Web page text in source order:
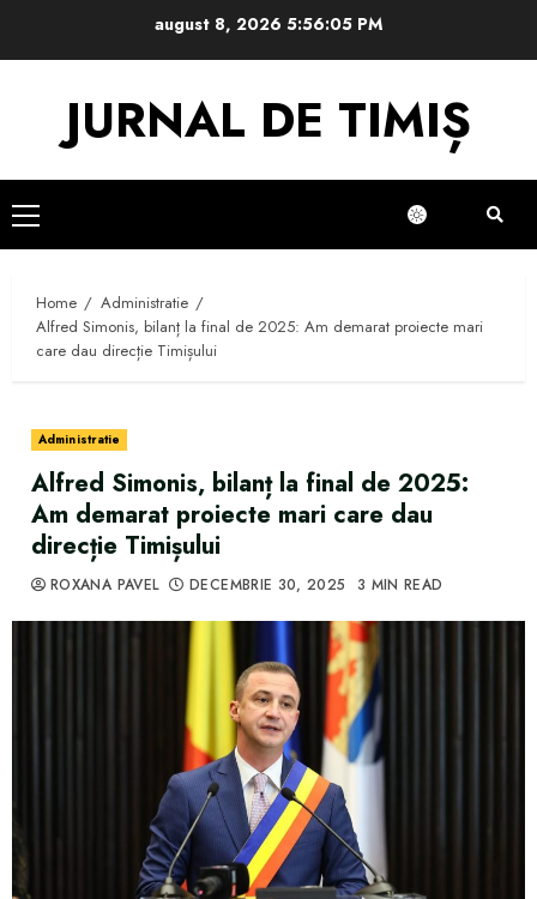
august 8, 2026 5:56:06 PM
JURNAL DE TIMIȘ
Primary
Menu
Home
Administratie
Alfred Simonis, bilanț la final de 2025: Am demarat proiecte mari
care dau direcție Timișului
Administratie
Alfred Simonis, bilanț la final de 2025:
Am demarat proiecte mari care dau
direcție Timișului
ROXANA PAVEL DECEMBRIE 30, 2025 3 MIN READ